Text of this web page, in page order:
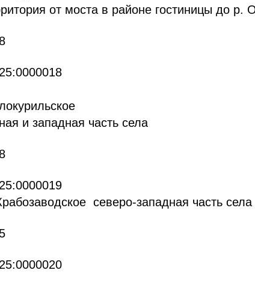
от моста в районе гостиницы до р.
и западная часть села
северо-западная часть села